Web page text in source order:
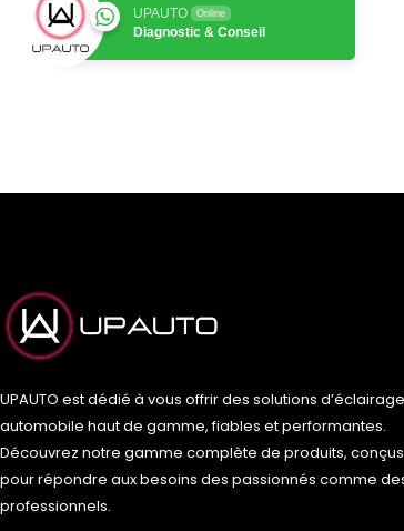
UPAUTO Online
Diagnostic & Conseil
UPAUTO est dédié à vous offrir des solutions d’éclairage
automobile haut de gamme, fiables et performantes.
Découvrez notre gamme complète de produits, conçus
pour répondre aux besoins des passionnés comme
professionnels.